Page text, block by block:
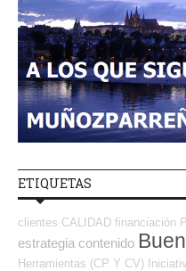
ETIQUETAS
clientes CALIDAD financiación
estrategia contenido
Herramientas (CP Y CV)